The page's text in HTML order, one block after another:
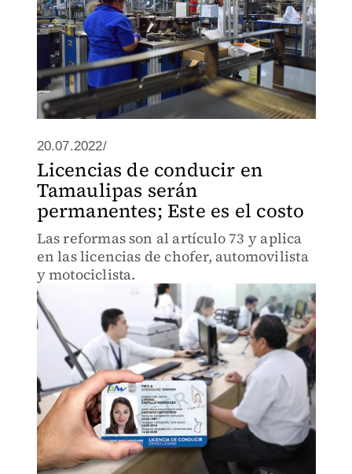
20.07.2022/
Licencias de conducir en
Tamaulipas serán
permanentes; Este es el costo
Las reformas son al artículo 73 y aplica
en las licencias de chofer, automovilista
y motociclista.